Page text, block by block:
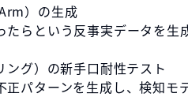
）の生成
らという反事実データを生
グ）の新手口耐性テスト
パターンを生成し、検知モ